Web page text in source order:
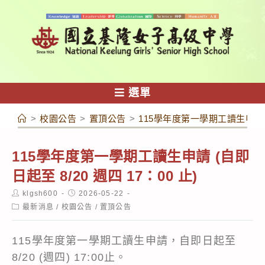
容
選單
> 校園公告 > 置頂公告 > 115學年度第一學期工讀生申
115學年度第一學期工讀生申請 (自即
日起至 8/20 週四 17：00 止)
Post
author:
klgsh600
Post
published:
2026-05-22
Post最新消息 / 校園公告 / 置頂公告
115學年度第一學期工讀生申請，自即日起至
8/20 (週四) 17:00止。